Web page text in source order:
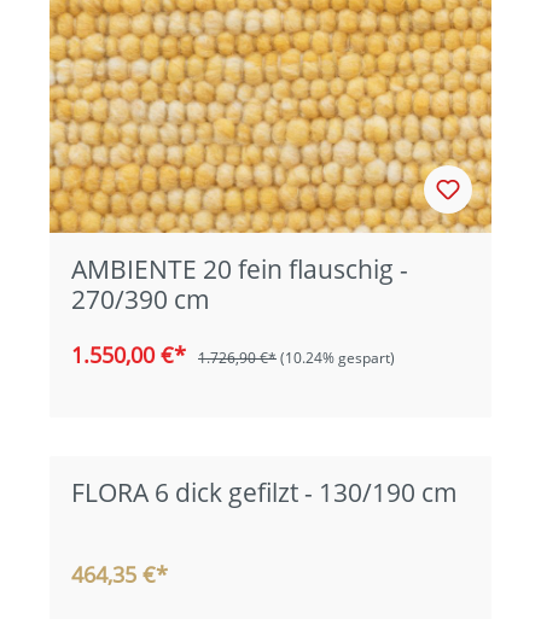
AMBIENTE 20 fein flauschig -
270/390 cm
1.550,00 €* 1.726,90 €*(10.24% gespart)
FLORA 6 dick gefilzt - 130/190 cm
464,35 €*